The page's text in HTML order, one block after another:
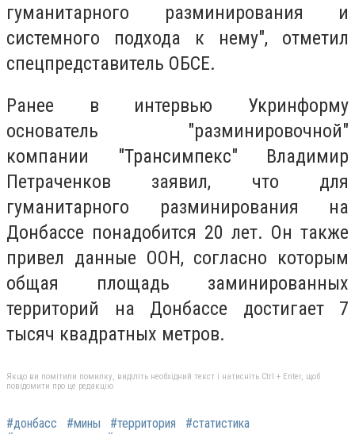
гуманитарного разминирования и
системного подхода к нему", отметил
спецпредставитель ОБСЕ.
Ранее в интервью Укринформу
основатель "разминировочной"
компании "Трансимпекс" Владимир
Петраченков заявил, что для
гуманитарного разминирования на
Донбассе понадобится 20 лет. Он также
привел данные ООН, согласно которым
общая площадь заминированных
территорий на Донбассе достигает 7
тысяч квадратных метров.
Якщо ви помітили помилку, виділіть необхідний текст і натисніть Ctrl + Enter, щоб
повідомити про це редакцію
#донбасс #мины #территория
#статистика